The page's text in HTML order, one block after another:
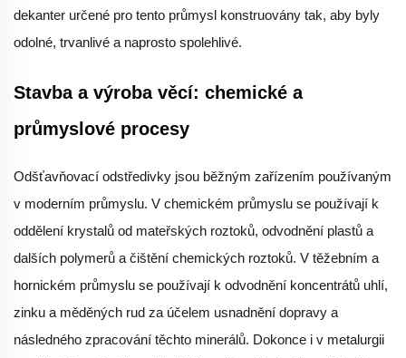
dekanter určené pro tento průmysl konstruovány tak, aby byly
odolné, trvanlivé a naprosto spolehlivé.
Stavba a výroba věcí: chemické a
průmyslové procesy
Odšťavňovací odstředivky jsou běžným zařízením používaným
v moderním průmyslu. V chemickém průmyslu se používají k
oddělení krystalů od mateřských roztoků, odvodnění plastů a
dalších polymerů a čištění chemických roztoků. V těžebním a
hornickém průmyslu se používají k odvodnění koncentrátů uhlí,
zinku a měděných rud za účelem usnadnění dopravy a
následného zpracování těchto minerálů. Dokonce i v metalurgii